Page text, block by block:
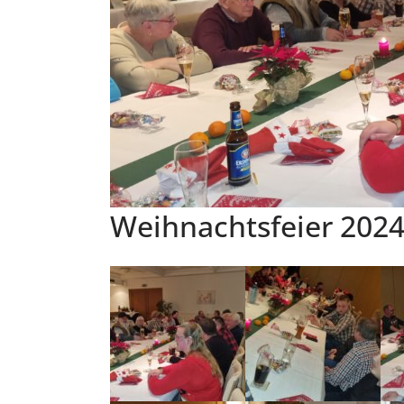
Weihnachtsfeier 2024